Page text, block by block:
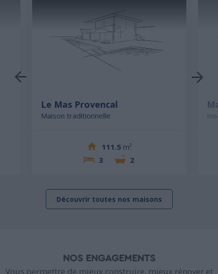
Le Mas Provencal
Maison traditionnelle
111.5 m²
3
2
Découvrir toutes nos maisons
NOS ENGAGEMENTS
Vous permettre de mieux construire, mieux rénover et